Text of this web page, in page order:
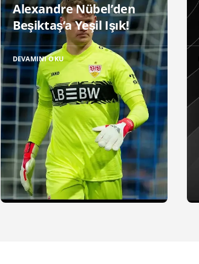
Alexandre Nübel’den
Beşiktaş’a Yeşil Işık!
DEVAMINI OKU